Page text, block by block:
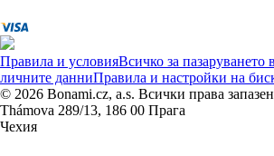
Правила и условияВсичко за пазаруването
личните данниПравила и настройки на
© 2026 Bonami.cz, a.s. Всички права
Thámova 289/13, 186 00 Прага
Чехия